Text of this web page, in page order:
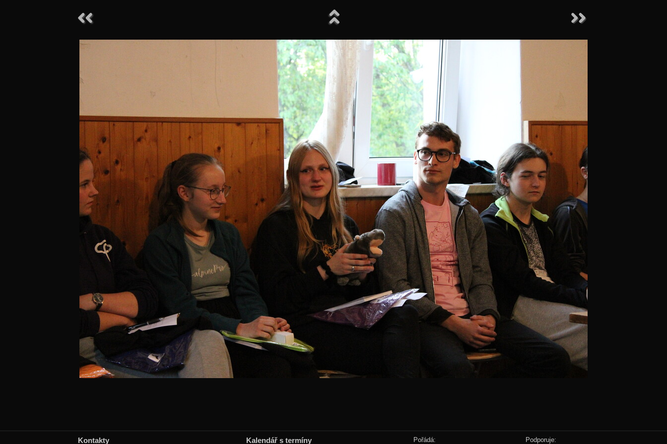
Kontakty Kalendář s termíny Pořádá: Podporuje: